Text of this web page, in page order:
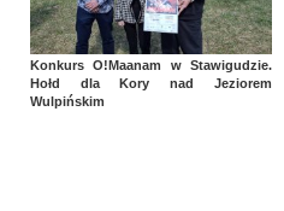
Konkurs O!Maanam w Stawigudzie.
Hołd dla Kory nad Jeziorem
Wulpińskim